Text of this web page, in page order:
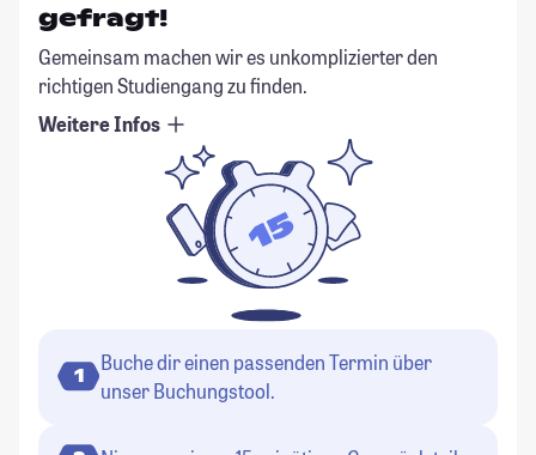
gefragt!
Gemeinsam machen wir es unkomplizierter den
richtigen Studiengang zu finden.
Weitere Infos
1
Buche dir einen passenden Termin über
unser Buchungstool.